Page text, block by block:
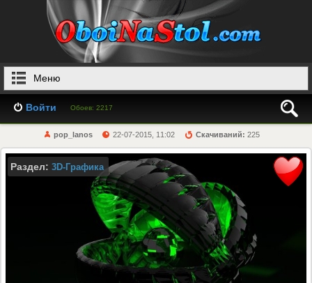
Меню
Войти Обоев: 2217
pop_lanos 22-07-2015, 11:02 Скачиваний: 225
Раздел: 3D-Графика